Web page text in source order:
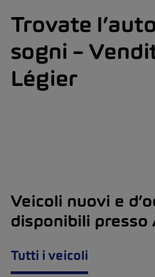
Trovate
sogni –
Légier
Veicoli nuovi e
disponibili presso
Tutti i veicoli